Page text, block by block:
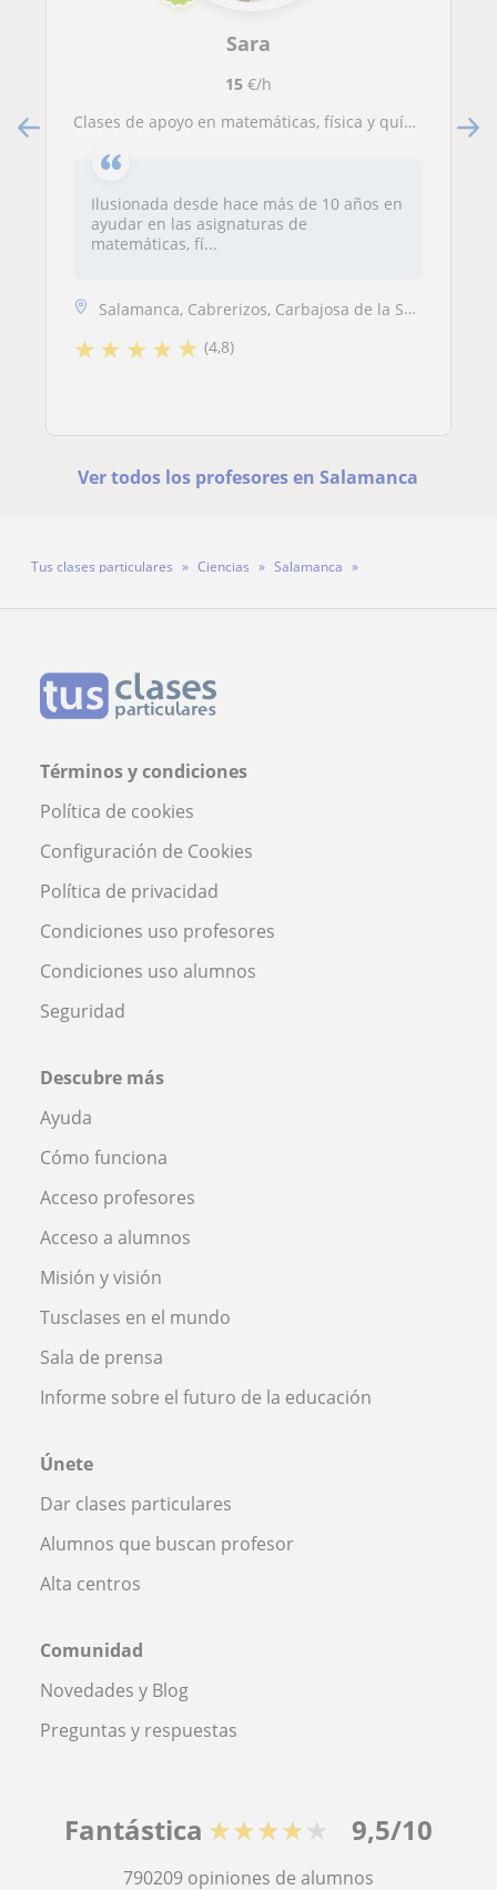
Sara
15€/h
clases de apoyo en matemáticas, física y química y dibujo
Ilusionada desde hace más de 10 años en
ayudar en las asignaturas de
matemáticas, fí...
Salamanca, Cabrerizos, Carbajosa de la Sagrada, Santa Marta de Tormes,...
★★ ★★★ (4,8)
Ver todos los profesores en Salamanca
Tus clases particulares Ciencias
Salamanca
Términos y condiciones
Política de cookies
Configuración de Cookies
Política de privacidad
Condiciones uso profesores
Condiciones uso alumnos
Seguridad
Descubre más
Ayuda
Cómo funciona
Acceso profesores
Acceso a alumnos
Misión y visión
Tusclases en el mundo
Sala de prensa
Informe sobre el futuro de la educación
Únete
Dar clases particulares
Alumnos que buscan profesor
Alta centros
Comunidad
Novedades y Blog
Preguntas y respuestas
Fantástica ★★★★★ 9,5/10
790209 opiniones de alumnos